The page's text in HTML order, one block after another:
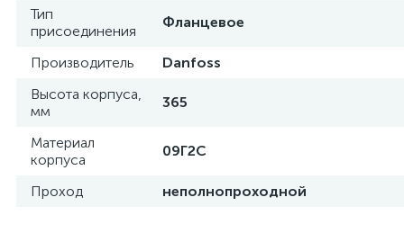
Тип
присоединения
Фланцевое
Производитель
Danfoss
Высота корпуса,
мм
365
Материал
корпуса
09Г2С
Проход неполнопроходной